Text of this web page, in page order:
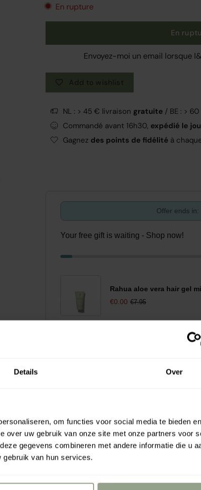
Details Over
om functies voor social media te bieden
over uw gebruik van onze site met onze partners voor
gegevens combineren met andere informatie die u
van hun services.
En rupture
En
Envoyez-moi un email lorsque
NL : > 45 € livraison gratuite / BE : >
Commandé avant 16h30, expédié le
Gagnez des points de fidélité à
Offer ends in:
Your free gift is waiting - Shop now!
Rahua aloe vera hair gel
€0.00 €7.95